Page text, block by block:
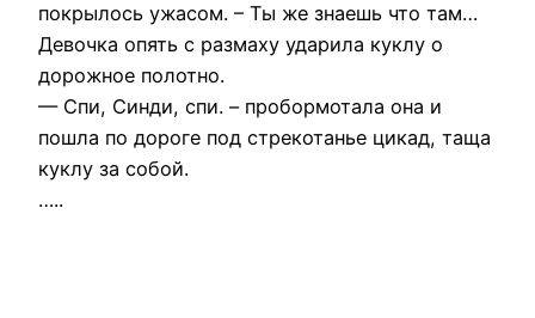
покрылось ужасом. – Ты же знаешь что там…
Девочка опять с размаху ударила куклу о
дорожное полотно.
— Спи, Синди, спи. – пробормотала она и
пошла по дороге под стрекотанье цикад, таща
куклу за собой.
…..